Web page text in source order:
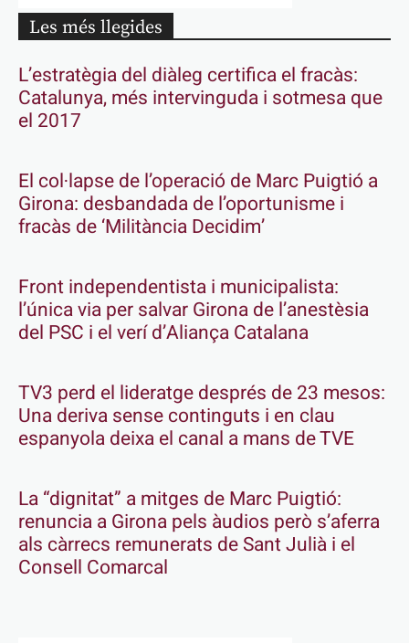
Les més llegides
L’estratègia del diàleg certifica el fracàs:
Catalunya, més intervinguda i sotmesa que
el 2017
El col·lapse de l’operació de Marc Puigtió a
Girona: desbandada de l’oportunisme i
fracàs de ‘Militància Decidim’
Front independentista i municipalista:
l’única via per salvar Girona de l’anestèsia
del PSC i el verí d’Aliança Catalana
TV3 perd el lideratge després de 23 mesos:
Una deriva sense continguts i en clau
espanyola deixa el canal a mans de TVE
La “dignitat” a mitges de Marc Puigtió:
renuncia a Girona pels àudios però s’aferra
als càrrecs remunerats de Sant Julià i el
Consell Comarcal